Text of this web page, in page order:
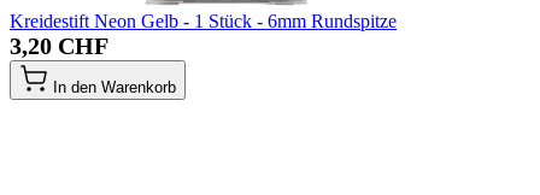
Kreidestift Neon Gelb - 1 Stück - 6mm Rundspitze
3,20 CHF
In den Warenkorb